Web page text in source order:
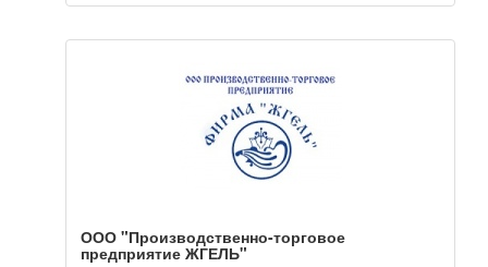
ООО "Производственно-торговое
предприятие ЖГЕЛЬ"